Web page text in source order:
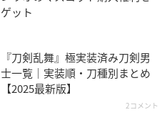
ゲット
『刀剣乱舞』極実装済み刀剣男
士一覧｜実装順・刀種別まとめ
【2025最新版】
2コメント